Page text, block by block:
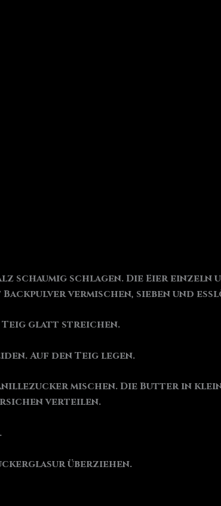
schaumig schlagen. Die Eier
vermischen, sieben und
Teig glatt streichen.
Auf den Teig legen.
mischen. Die Butter in
verteilen.
überziehen.